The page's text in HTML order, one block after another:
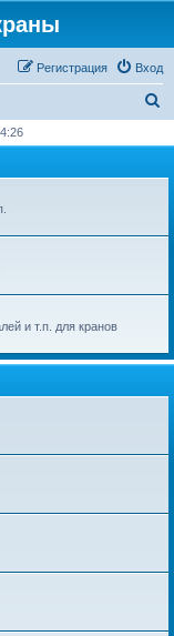
Вход
Регистрация
с
и т.п. для кранов